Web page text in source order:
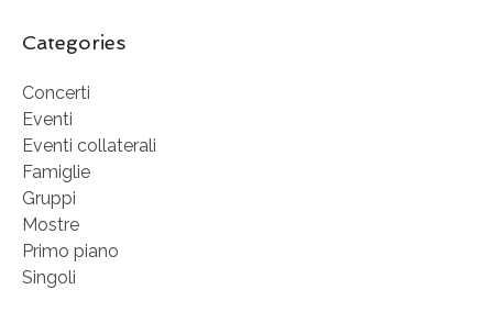
Categories
Concerti
Eventi
Eventi collaterali
Famiglie
Gruppi
Mostre
Primo piano
Singoli